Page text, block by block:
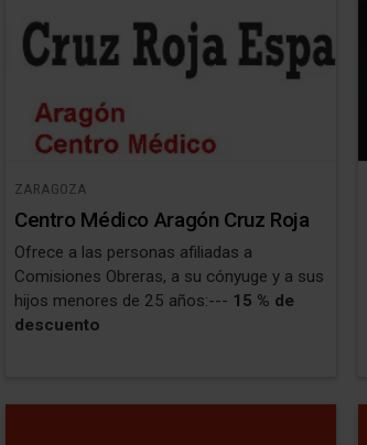
Andalucía.
ZARAGOZA
Centro Médico Aragón Cruz Roja
Ofrece a las personas afiliadas a
Comisiones Obreras, a su cónyuge y a sus
hijos menores de 25 años:--- 15 % de
descuento